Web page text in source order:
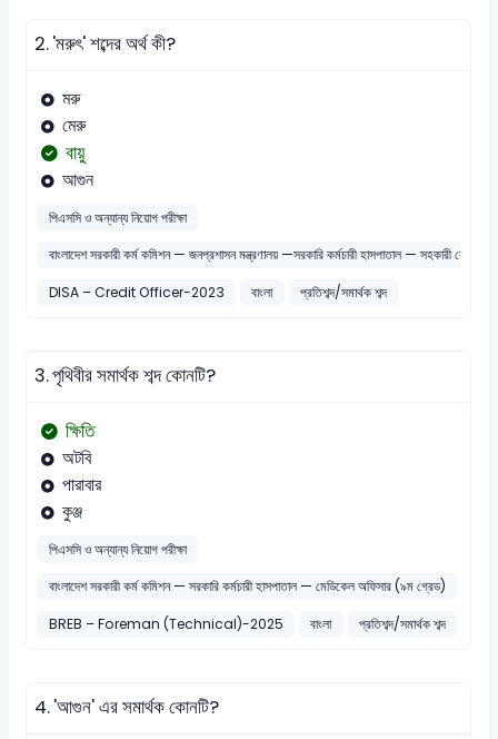
2.'মরুৎ' শব্দের অর্থ কী?
মরু
মেরু
বায়ু
আগুন
পিএসসি ও অন্যান্য নিয়োগ পরীক্ষা
বাংলাদেশ সরকারী কর্ম কমিশন — জনপ্রশাসন মন্ত্রণালয় —সরকারি কর্মচারী হাসপাতাল — সহকারী রেজিস্টার
DISA – Credit Officer-2023
বাংলা প্রতিশব্দ/সমার্থক শব্দ
3.পৃথিবীর সমার্থক শব্দ কোনটি?
ক্ষিতি
অটবি
পারাবার
কুঞ্জ
পিএসসি ও অন্যান্য নিয়োগ পরীক্ষা
বাংলাদেশ সরকারী কর্ম কমিশন — সরকারি কর্মচারী হাসপাতাল — মেডিকেল অফিসার (৯ম গ্রেড)
BREB – Foreman (Technical)-2025
বাংলা প্রতিশব্দ/সমার্থক শব্দ
4.'আগুন' এর সমার্থক কোনটি?